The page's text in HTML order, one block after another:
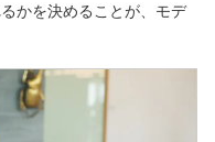
かを決めることが、モデ